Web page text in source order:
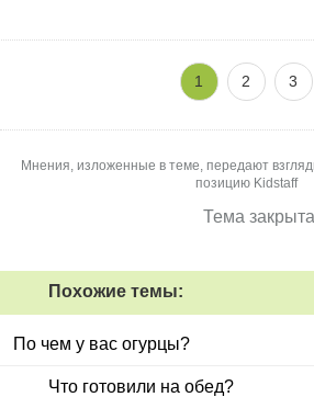
1 2 3
Мнения, изложенные в теме, передают
позицию Kidstaff
Тема закрыта
Похожие темы:
По чем у вас огурцы?
Что готовили на обед?